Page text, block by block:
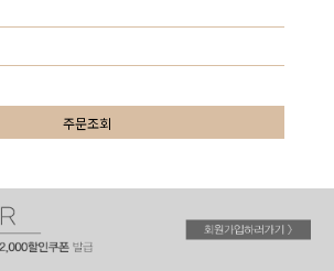
주문조회